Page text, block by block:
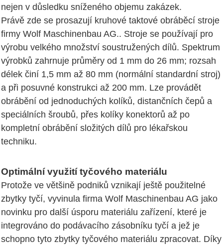
nejen v důsledku sníženého objemu zakázek.
Právě zde se prosazují kruhové taktové obráběcí stroje
firmy Wolf Maschinenbau AG.. Stroje se používají pro
výrobu velkého množství soustružených dílů. Spektrum
výrobků zahrnuje průměry od 1 mm do 26 mm; rozsah
délek činí 1,5 mm až 80 mm (normální standardní stroj)
a při posuvné konstrukci až 200 mm. Lze provádět
obrábění od jednoduchých kolíků, distančních čepů a
speciálních šroubů, přes kolíky konektorů až po
kompletní obrábění složitých dílů pro lékařskou
techniku.
Optimální využití tyčového materiálu
Protože ve většině podniků vznikají ještě použitelné
zbytky tyčí, vyvinula firma Wolf Maschinenbau AG jako
novinku pro další úsporu materiálu zařízení, které je
integrováno do podávacího zásobníku tyčí a jež je
schopno tyto zbytky tyčového materiálu zpracovat. Díky